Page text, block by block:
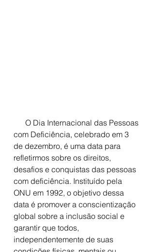
com Deficiência, celebrado em 3
de dezembro, é uma data para
refletirmos sobre os direitos,
desafios e conquistas das pessoas
com deficiência. Instituído pela
ONU em 1992, o objetivo dessa
data é promover a conscientização
global sobre a inclusão social e
garantir que todos,
independentemente de suas